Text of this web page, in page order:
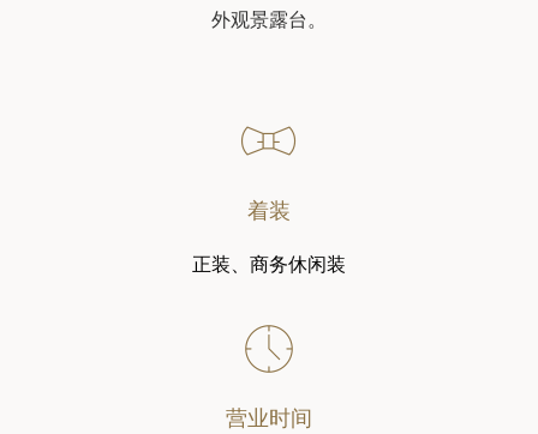
外观景露台。
着装
正装、商务休闲装
营业时间